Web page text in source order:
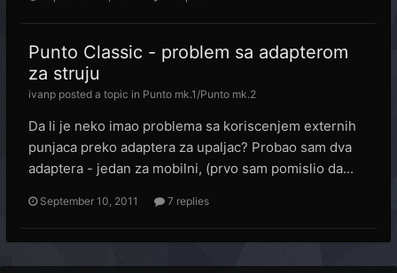
Punto Classic - problem sa adapterom
za struju
ivanp posted a topic in Punto mk.1/Punto mk.2
Da li je neko imao problema sa koriscenjem externih
punjaca preko adaptera za upaljac? Probao sam dva
adaptera - jedan za mobilni, (prvo sam pomislio da...
September 10, 2011 7 replies